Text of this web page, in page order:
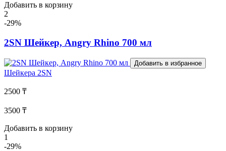
Добавить в корзину
2
-29%
2SN Шейкер, Angry Rhino 700 мл
Добавить в избранное
Шейкера 2SN
2500 ₸
3500 ₸
Добавить в корзину
1
-29%